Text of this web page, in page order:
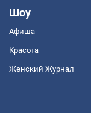
Шоу
Афиша
Красота
Женский Журнал